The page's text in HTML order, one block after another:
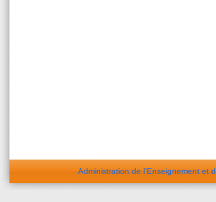
Administration de l'Enseignement et